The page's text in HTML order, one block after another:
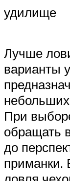
удилище
Лучше
варианты
При
обращать
до
приманки.